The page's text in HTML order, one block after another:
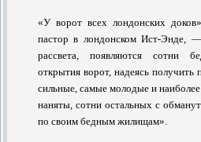
«У ворот всех лондонских
пастор в лондонском Ист-Энде,
рассвета, появляются сотни
открытия ворот, надеясь
сильные, самые молодые и
наняты, сотни остальных с
по своим бедным жилищам».